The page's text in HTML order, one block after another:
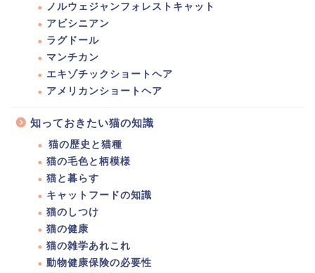
ノルウェジャンフォレストキャット
アビシニアン
ラグドール
マンチカン
エキゾチックショートヘア
アメリカンショートヘア
知っておきたい猫の知識
猫の歴史と猫種
猫の毛色と柄模様
猫と暮らす
キャットフードの知識
猫のしつけ
猫の健康
猫の雑学あれこれ
動物健康保険の必要性